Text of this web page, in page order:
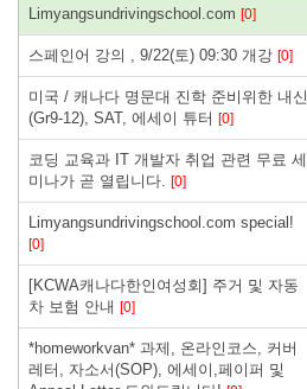
Limyangsundrivingschool.com [0]
스페인어 강의 , 9/22(토) 09:30 개강 [0]
미국 / 캐나다 명문대 진학 준비위한 내신
(Gr9-12), SAT, 에세이 튜터 [0]
코딩 교육과 IT 개발자 취업 관련 무료 세
미나가 곧 열립니다. [0]
Limyangsundrivingschool.com special!
[0]
[KCWA캐나다한인여성회] 주거 및 자동
차 보험 안내 [0]
*homeworkvan* 과제, 온라인코스, 커버
레터, 자소서(SOP), 에세이,페이퍼 및